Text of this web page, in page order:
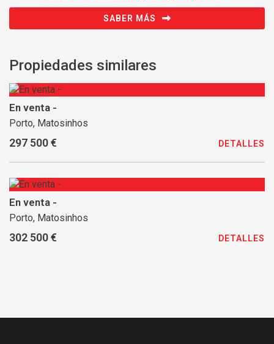
SABER MÁS
Propiedades similares
En venta -
Porto, Matosinhos
297 500 € DETALLES
En venta -
Porto, Matosinhos
302 500 € DETALLES